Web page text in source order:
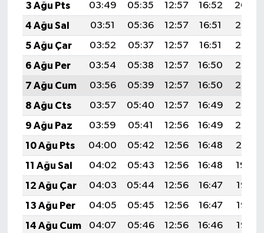
3 Ağu Pts
03:49 05:35 12:57 16:52
20:09
4 Ağu Sal
03:51 05:36 12:57 16:51
20:08
5 Ağu Çar
03:52 05:37 12:57 16:51
20:07
6 Ağu Per
03:54 05:38 12:57 16:50
20:06
7 Ağu Cum
03:56 05:39 12:57 16:50
20:05
8 Ağu Cts
03:57 05:40 12:57 16:49
20:03
9 Ağu Paz
03:59 05:41 12:56 16:49
20:02
10 Ağu Pts
04:00 05:42 12:56 16:48
20:01
11 Ağu Sal
04:02 05:43 12:56 16:48
19:59
12 Ağu Çar
04:03 05:44 12:56 16:47
19:58
13 Ağu Per
04:05 05:45 12:56 16:47
19:57
14 Ağu Cum
04:07 05:46 12:56 16:46
19:55